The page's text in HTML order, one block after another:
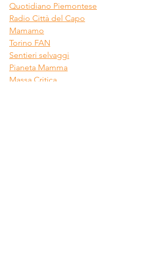
Quotidiano Piemontese
Radio Città del Capo
Mamamo
Torino FAN
Sentieri selvaggi
Pianeta Mamma
Massa Critica